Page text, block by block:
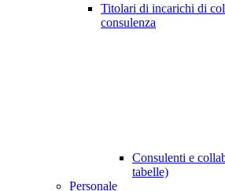
Titolari di incarichi di
consulenza
Consulenti e
tabelle)
Personale